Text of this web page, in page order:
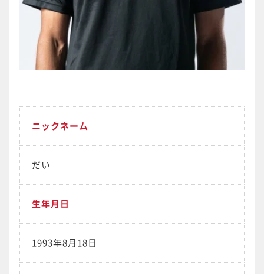
ニックネーム
だい
生年月日
1993年8月18日